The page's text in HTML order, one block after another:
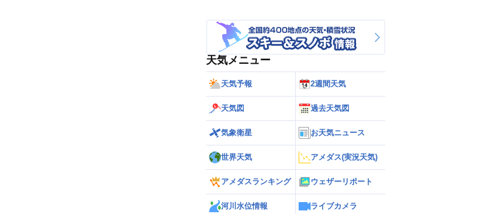
天気メニュー
天気予報 2週間天気
天気図 過去天気図
気象衛星 お天気ニュース
世界天気 アメダス(実況天気)
アメダスランキング ウェザーリポート
河川水位情報 ライブカメラ